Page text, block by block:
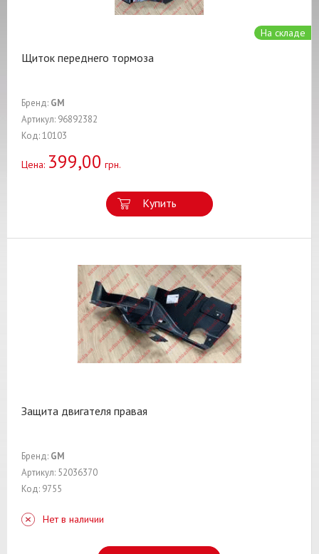
На складе
Щиток переднего тормоза
Бренд: GM
Артикул: 96892382
Код: 10103
Цена: 399,00 грн.
Купить
Защита двигателя правая
Бренд: GM
Артикул: 52036370
Код: 9755
Нет в наличии